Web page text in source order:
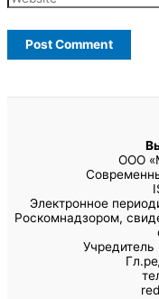
ООО
Электронное
Роскомнадзором,